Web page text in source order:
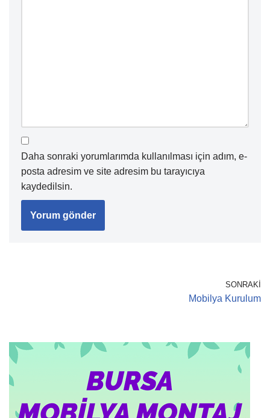
Daha sonraki yorumlarımda kullanılması için adım, e-
posta adresim ve site adresim bu tarayıcıya
kaydedilsin.
SONRAKI
Mobilya Kurulum